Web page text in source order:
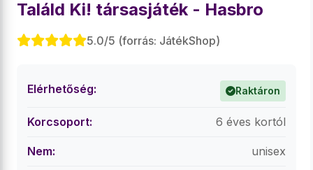
Találd Ki! társasjáték - Hasbro
5.0/5 (forrás: JátékShop)
Elérhetőség: Raktáron
Korcsoport: 6 éves kortól
Nem: unisex